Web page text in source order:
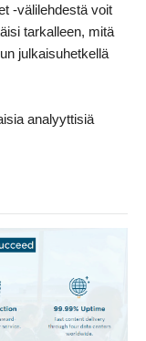
-välilehdestä voit
tarkalleen, mitä
julkaisuhetkellä
analyyttisiä